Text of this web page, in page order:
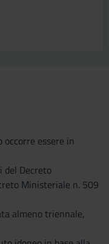
essere in
del Decreto
Ministeriale n. 509
almeno triennale,